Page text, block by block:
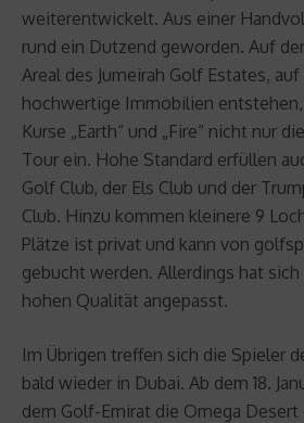
weiterentwickelt. Aus einer
rund ein Dutzend geworden. Auf
Areal des Jumeirah Golf Estates,
hochwertige Immobilien
Kurse „Earth“ und „Fire“ nicht nur
Tour ein. Hohe Standard erfüllen
Golf Club, der Els Club und der
Club. Hinzu kommen kleinere 9
Plätze ist privat und kann von
gebucht werden. Allerdings hat sich
hohen Qualität angepasst.
Im Übrigen treffen sich die Spieler
bald wieder in Dubai. Ab dem 18.
dem Golf-Emirat die Omega